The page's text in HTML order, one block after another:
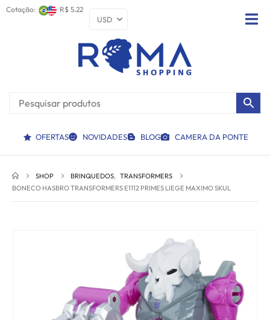
Cotação: R$ 5.22
OFERTAS NOVIDADES BLOG CAMERA DA PONTE
SHOP BRINQUEDOS, TRANSFORMERS
BONECO HASBRO TRANSFORMERS E1112 PRIMES LIEGE MAXIMO SKUL